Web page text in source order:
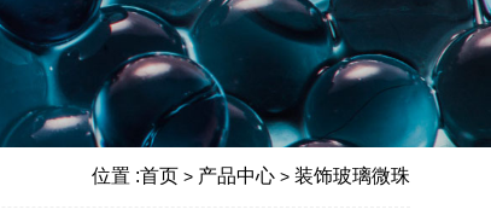
位置 :首页 > 产品中心> 装饰玻璃微珠